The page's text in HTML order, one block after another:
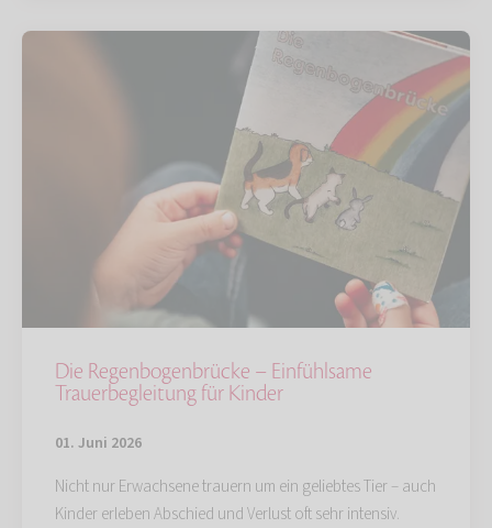
Die Regenbogenbrücke – Einfühlsame
Trauerbegleitung für Kinder
01. Juni 2026
Nicht nur Erwachsene trauern um ein geliebtes Tier – auch
Kinder erleben Abschied und Verlust oft sehr intensiv.